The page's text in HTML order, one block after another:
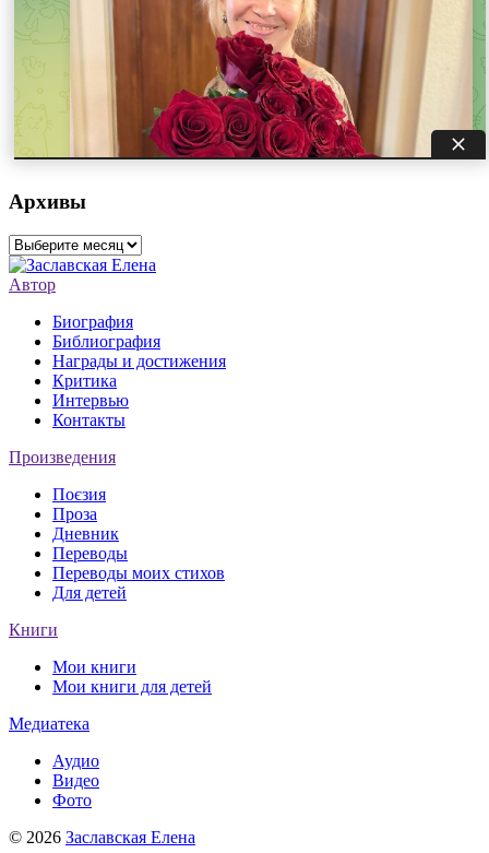
Архивы
Архивы
Автор
Биография
Библиография
Награды и достижения
Критика
Интервью
Контакты
Произведения
Поєзия
Проза
Дневник
Переводы
Переводы моих стихов
Для детей
Книги
Мои книги
Мои книги для детей
Медиатека
Аудио
Видео
Фото
© 2026 Заславская Елена